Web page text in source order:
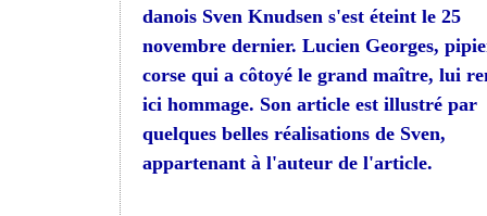
danois Sven Knudsen s'est éteint le 25
novembre dernier. Lucien Georges,
corse qui a côtoyé le grand maître, lui
ici hommage. Son article est illustré par
quelques belles réalisations de Sven,
appartenant à l'auteur de l'article.